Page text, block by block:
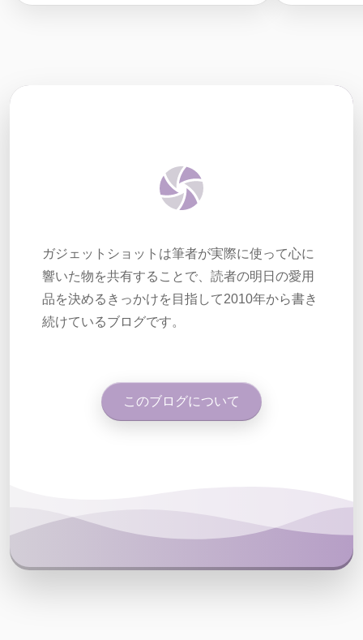
ガジェットショットは筆者が実際に使って心に
響いた物を共有することで、読者の明日の愛用
品を決めるきっかけを目指して2010年から書き
続けているブログです。
このブログについて